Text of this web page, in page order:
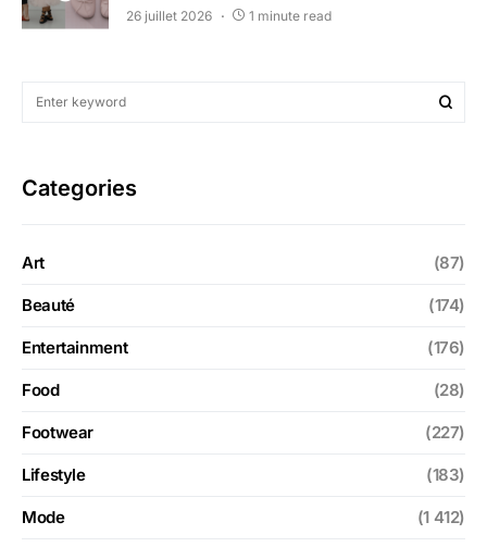
26 juillet 2026 1 minute read
Categories
Art (87)
Beauté (174)
Entertainment (176)
Food (28)
Footwear (227)
Lifestyle (183)
Mode (1 412)